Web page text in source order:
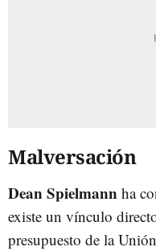
Malversación
Dean Spielmann ha
existe un vínculo
presupuesto de la